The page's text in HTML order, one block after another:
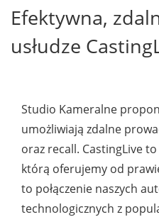
Efektywna,
usłudze
Studio Kameralne
umożliwiają zdalne
oraz recall. CastingLive
którą oferujemy od
to połączenie naszych
technologicznych z